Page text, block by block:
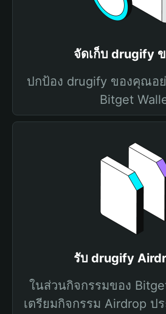
จัดเก็บ drugify
ปกป้อง drugify ของคุณอ
Bitget
รับ drugify
ในส่วนกิจกรรมของ
เตรียมกิจกรรม Airdrop ป